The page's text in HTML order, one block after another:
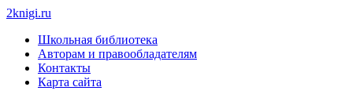
2knigi.ru
Школьная библиотека
Авторам и правообладателям
Контакты
Карта сайта